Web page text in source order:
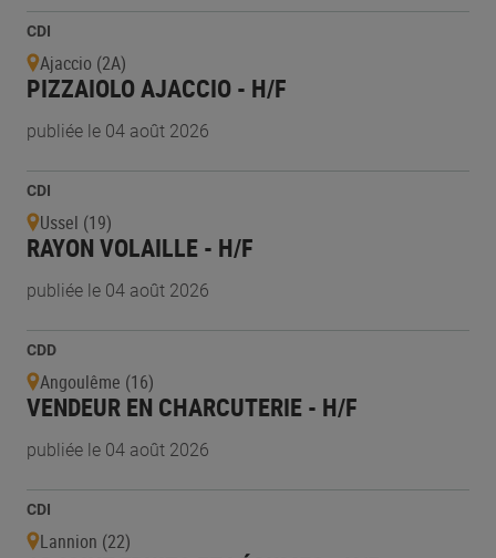
CDI
Ajaccio (2A)
PIZZAIOLO AJACCIO - H/F
publiée le 04 août 2026
CDI
Ussel (19)
RAYON VOLAILLE - H/F
publiée le 04 août 2026
CDD
Angoulême (16)
VENDEUR EN CHARCUTERIE - H/F
publiée le 04 août 2026
CDI
Lannion (22)